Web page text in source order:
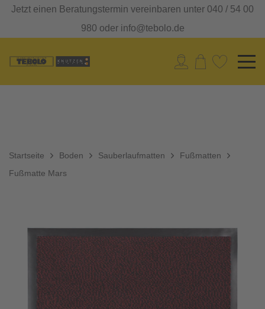
Jetzt einen Beratungstermin vereinbaren unter 040 / 54 00
980 oder info@tebolo.de
Startseite Boden Sauberlaufmatten
Fußmatten
Fußmatte Mars